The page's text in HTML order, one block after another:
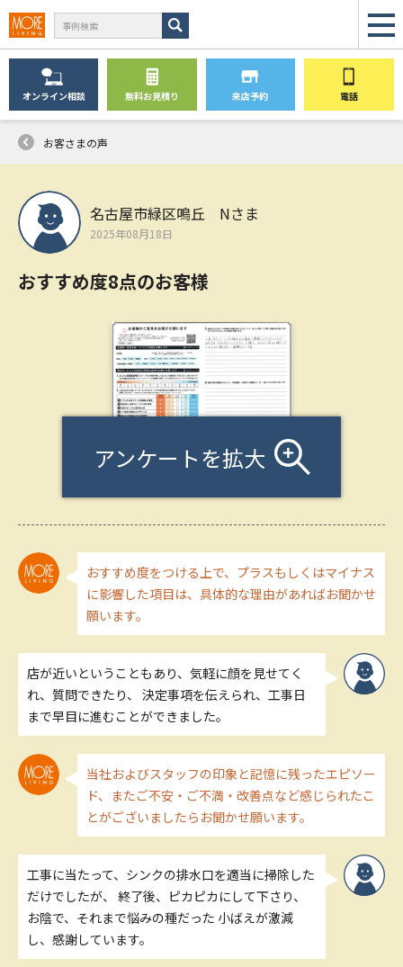
オンライン相談 無料お見積り 来店予約 電話
お客さまの声
名古屋市緑区鳴丘 Nさま
2025年08月18日
おすすめ度8点のお客様
アンケートを拡大
おすすめ度をつける上で、プラスもしくはマイナス
に影響した項目は、具体的な理由があればお聞かせ
願います。
店が近いということもあり、気軽に顔を見せてく
れ、質問できたり、 決定事項を伝えられ、工事日
まで早目に進むことができました。
当社およびスタッフの印象と記憶に残ったエピソー
ド、またご不安・ご不満・改善点など感じられたこ
とがございましたらお聞かせ願います。
工事に当たって、シンクの排水口を適当に掃除した
だけでしたが、 終了後、ピカピカにして下さり、
お陰で、それまで悩みの種だった 小ばえが激減
し、感謝しています。